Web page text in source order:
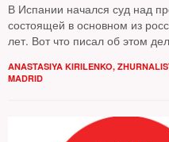
В Испании начался суд над
состоящей в основном из
лет. Вот что писал об этом
ANASTASIYA KIRILENKO,
MADRID